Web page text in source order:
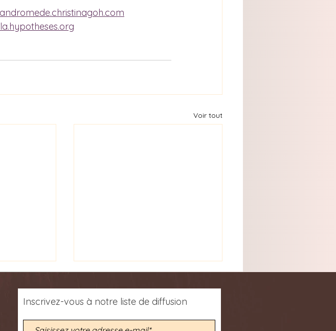
Voir tout
Inscrivez-vous à notre liste de diffusion